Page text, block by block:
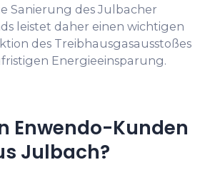
Sanierung des Julbacher
leistet daher einen wichtigen
des Treibhausgasausstoßes
Energieeinsparung.
Enwendo-Kunden
Julbach?